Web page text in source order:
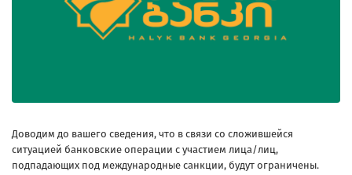
Доводим до вашего сведения, что в связи со сложившейся
ситуацией банковские операции с участием лица/лиц,
подпадающих под международные санкции, будут ограничены.